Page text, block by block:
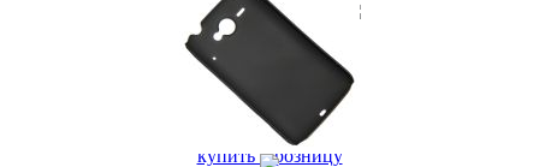
мелкий опт 30 руб.
опт
20 руб.
дилер
Новая цена
Наличие:
ЕСТЬ
купить в розницу